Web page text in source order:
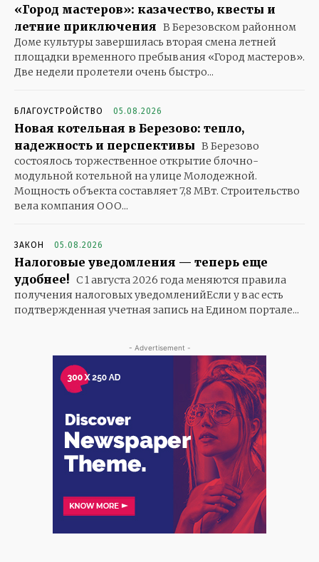
«Город мастеров»: казачество, квесты и
летние приключения В Березовском районном
Доме культуры завершилась вторая смена летней
площадки временного пребывания «Город мастеров».
Две недели пролетели очень быстро...
БЛАГОУСТРОЙСТВО 05.08.2026
Новая котельная в Березово: тепло,
надежность и перспективы В Березово
состоялось торжественное открытие блочно-
модульной котельной на улице Молодежной.
Мощность объекта составляет 7,8 МВт. Строительство
вела компания ООО...
ЗАКОН 05.08.2026
Налоговые уведомления — теперь еще
удобнее! С 1 августа 2026 года меняются правила
получения налоговых уведомленийЕсли у вас есть
подтвержденная учетная запись на Едином портале...
- Advertisement -